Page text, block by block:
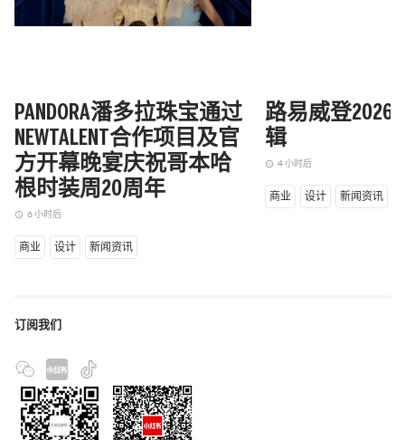
PANDORA潘多拉珠宝通过
NEWTALENT合作项目及官
方开幕晚宴庆祝哥本哈
根时装周20周年
access_time 6 小时后
商业 设计 新闻资讯
路易威登2026
辑
access_time 4 小时后
商业 设计 新闻资讯
订阅我们